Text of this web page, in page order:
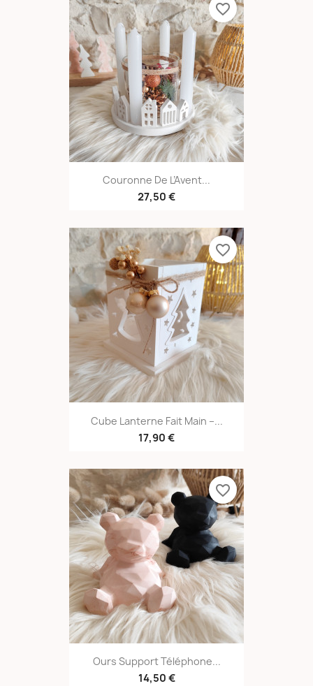
Couronne De L’Avent...
27,50 €
favorite_border
Cube Lanterne Fait Main –...
17,90 €
favorite_border
Ours Support Téléphone...
14,50 €
favorite_border